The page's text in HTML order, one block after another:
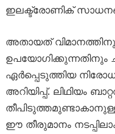
ഇലക്ട്രോണിക്
അതായത്
ഉപയോഗിക്കുന്നതിനും
ഏർപ്പെടുത്തിയ
അറിയിപ്പ്. ലിഥിയം
ഈ തീരുമാനം